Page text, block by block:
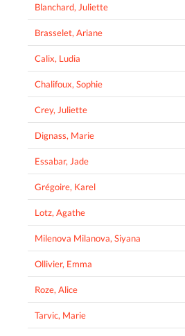
Blanchard, Juliette
Brasselet, Ariane
Calix, Ludia
Chalifoux, Sophie
Crey, Juliette
Dignass, Marie
Essabar, Jade
Grégoire, Karel
Lotz, Agathe
Milenova Milanova, Siyana
Ollivier, Emma
Roze, Alice
Tarvic, Marie